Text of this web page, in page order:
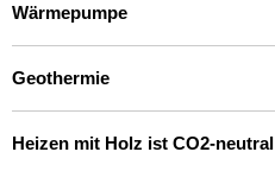
Wärmepumpe
Geothermie
Heizen mit Holz ist CO2-neutral